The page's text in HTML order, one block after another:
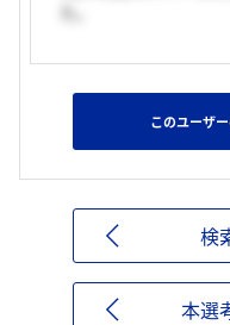
このユーザ
検
本選